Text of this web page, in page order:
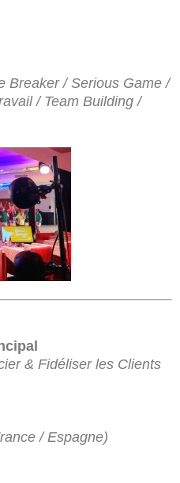
Breaker / Serious Game /
/ Team Building /
& Fidéliser les Clients
/ Espagne)